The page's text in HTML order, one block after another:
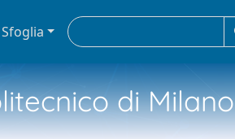
Sfoglia
di Milano